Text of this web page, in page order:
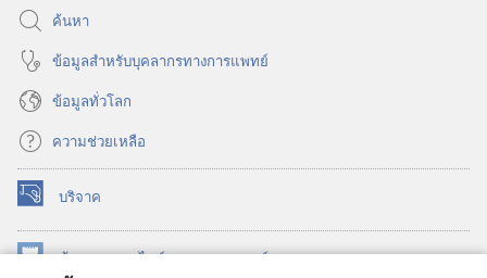
ค้นหา
ข้อมูล​สำหรับ​บุคลากร​ทาง​การ​แพทย์
ข้อมูล​ทั่ว​โลก
ความช่วยเหลือ
บริจาค
(เปิด
หน้าต่าง
ใหม่) ห้องสมุดออนไลน์ของวอชเทาเวอร์